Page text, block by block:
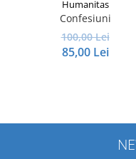
Humanitas
Confesiuni
100,00 Lei
85,00 Lei